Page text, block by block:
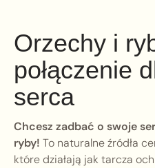
Orzechy i
połączenie
serca
Chcesz zadbać o swoje
ryby! To naturalne źródła
które działają jak tarcza